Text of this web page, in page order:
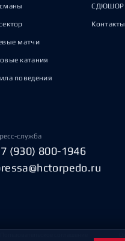
матчи
катания
поведения
СДЮШОР
Контакты
служба
(930) 800-1946